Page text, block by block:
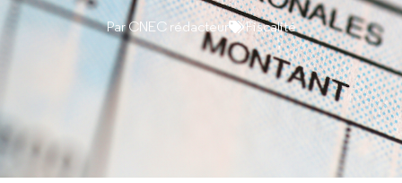
ParCNEC rédacteur Fiscalité